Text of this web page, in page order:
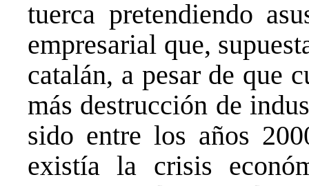
tuerca pretendiendo
empresarial que,
catalán, a pesar de que
más destrucción de
sido entre los años
existía la crisis